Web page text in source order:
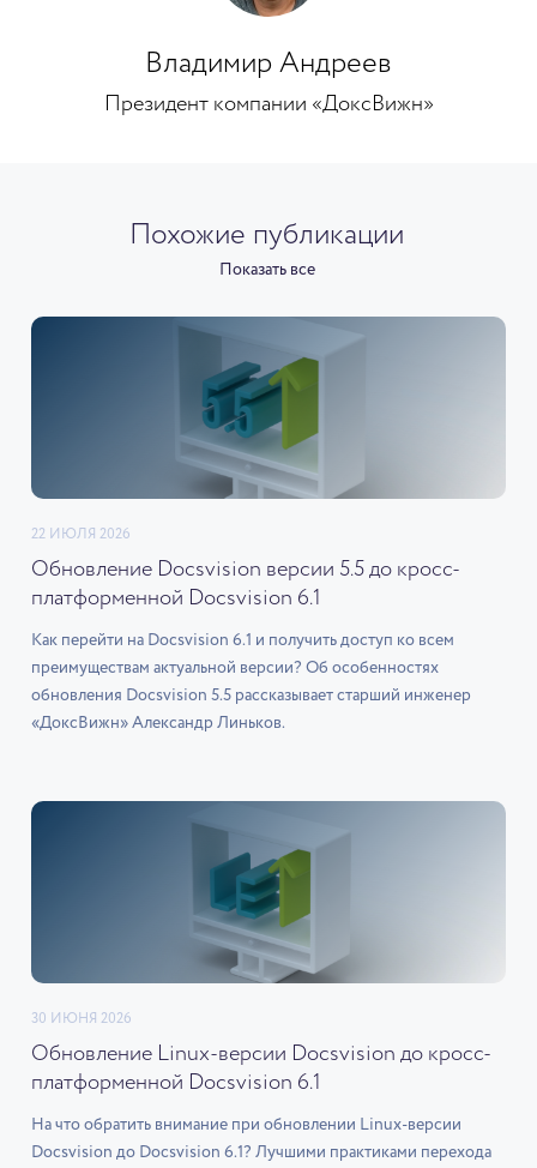
Владимир Андреев
Президент компании «ДоксВижн»
Похожие публикации
Показать все
22 ИЮЛЯ 2026
Обновление Docsvision версии 5.5 до кросс-
платформенной Docsvision 6.1
Как перейти на Docsvision 6.1 и получить доступ ко всем
преимуществам актуальной версии? Об особенностях
обновления Docsvision 5.5 рассказывает старший инженер
«ДоксВижн» Александр Линьков.
30 ИЮНЯ 2026
Обновление Linux-версии Docsvision до кросс-
платформенной Docsvision 6.1
На что обратить внимание при обновлении Linux-версии
Docsvision до Docsvision 6.1? Лучшими практиками перехода